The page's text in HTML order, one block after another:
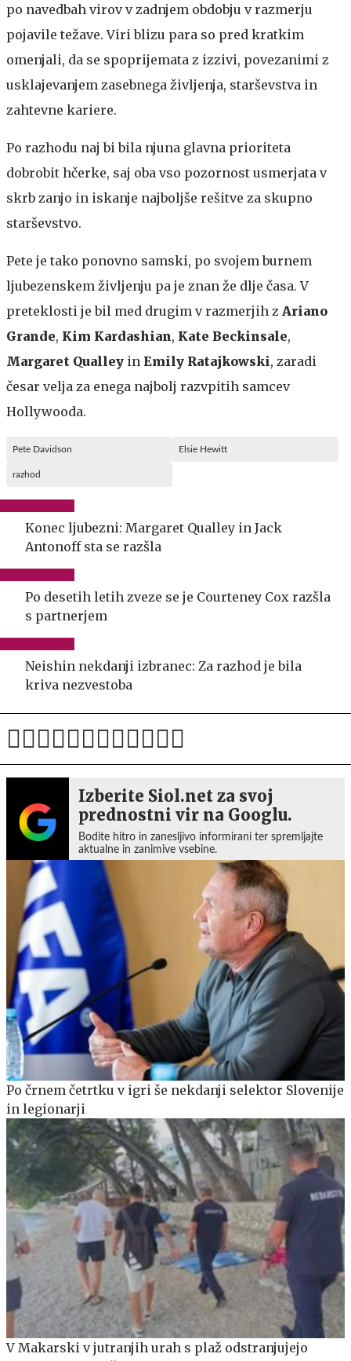
po navedbah virov v zadnjem obdobju v razmerju
pojavile težave. Viri blizu para so pred kratkim
omenjali, da se spoprijemata z izzivi, povezanimi z
usklajevanjem zasebnega življenja, starševstva in
zahtevne kariere.
Po razhodu naj bi bila njuna glavna prioriteta
dobrobit hčerke, saj oba vso pozornost usmerjata v
skrb zanjo in iskanje najboljše rešitve za skupno
starševstvo.
Pete je tako ponovno samski, po svojem burnem
ljubezenskem življenju pa je znan že dlje časa. V
preteklosti je bil med drugim v razmerjih z Ariano
Grande, Kim Kardashian, Kate Beckinsale,
Margaret Qualley in Emily Ratajkowski, zaradi
česar velja za enega najbolj razvpitih samcev
Hollywooda.
Pete Davidson Elsie Hewitt
razhod
Konec ljubezni: Margaret Qualley in Jack
Antonoff sta se razšla
Po desetih letih zveze se je Courteney Cox razšla
s partnerjem
Neishin nekdanji izbranec: Za razhod je bila
kriva nezvestoba
Izberite Siol.net za svoj
prednostni vir na Googlu.
Bodite hitro in zanesljivo informirani ter spremljajte
aktualne in zanimive vsebine.
Po črnem četrtku v igri še nekdanji selektor Slovenije
in legionarji
V Makarski v jutranjih urah s plaž odstranjujejo